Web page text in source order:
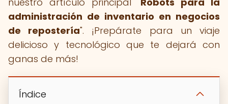
administración de inventario en negocios
de repostería". ¡Prepárate para un viaje
delicioso y tecnológico que te dejará con
ganas de más!
Índice